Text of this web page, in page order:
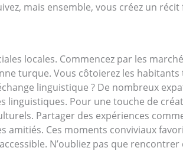
mais ensemble, vous créez un
locales. Commencez par les
turque. Vous côtoierez les habitants
linguistique ? De nombreux
linguistiques. Pour une touche de
Partager des expériences
Ces moments conviviaux
N’oubliez pas que rencontrer